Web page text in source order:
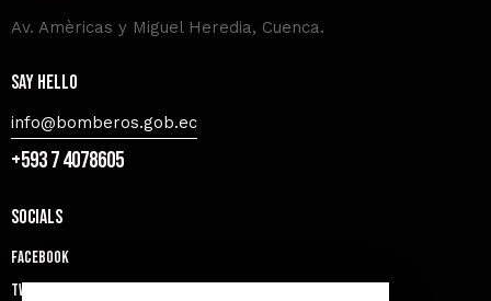
Av. Amèricas y Miguel Heredia, Cuenca.
Say Hello
info@bomberos.gob.ec
+593 7 4078605
Socials
Facebook
Twitter